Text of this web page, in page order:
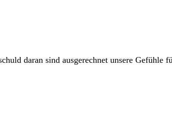
daran sind ausgerechnet unsere Gefühle